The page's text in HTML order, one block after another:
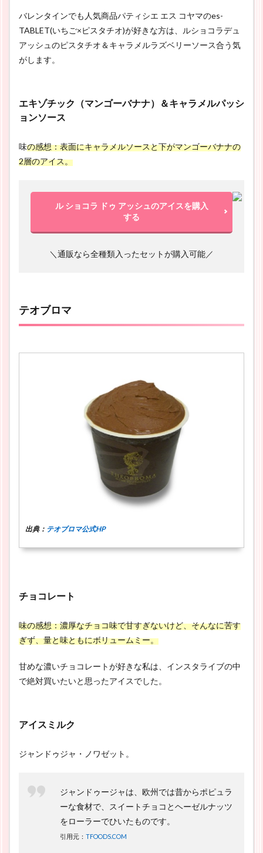
バレンタインでも人気商品パティシエ エス コヤマのes-
TABLET(いちご×ピスタチオ)が好きな方は、ルショコラデュ
アッシュのピスタチオ＆キャラメルラズベリーソース合う気
がします。
エキゾチック（マンゴーバナナ）＆キャラメルパッシ
ョンソース
味の感想：表面にキャラメルソースと下がマンゴーバナナの
2層のアイス。
ル ショコラ ドゥ アッシュのアイスを購入
する
＼通販なら全種類入ったセットが購入可能／
テオブロマ
出典： テオブロマ公式HP
チョコレート
味の感想：濃厚なチョコ味で甘すぎないけど、そんなに苦す
ぎず、量と味ともにボリュームミー。
甘めな濃いチョコレートが好きな私は、インスタライブの中
で絶対買いたいと思ったアイスでした。
アイスミルク
ジャンドゥジャ・ノワゼット。
ジャンドゥージャは、欧州では昔からポピュラ
ーな食材で、スイートチョコとヘーゼルナッツ
をローラーでひいたものです。
引用元： TFOODS.COM